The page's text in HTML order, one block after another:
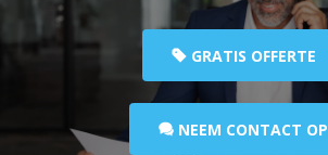
GRATIS OFFERTE
NEEM CONTACT OP